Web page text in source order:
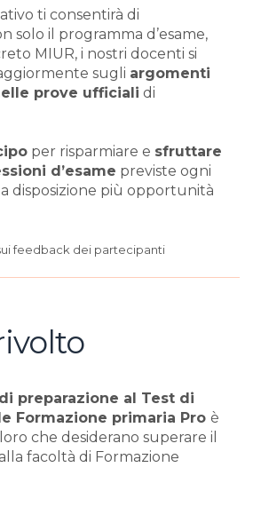
ti consentirà di
solo il programma d’esame,
MIUR, i nostri docenti si
sugli argomenti
prove ufficiali di
per risparmiare e sfruttare
d’esame previste ogni
disposizione più opportunità
feedback dei partecipanti
preparazione al Test di
Formazione primaria Pro è
che desiderano superare il
facoltà di Formazione